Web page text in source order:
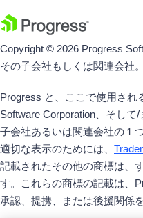
Copyright © 2026 Progress
その子会社もしくは関連会社
Progress と、ここで使用され
Software Corporation、そし
子会社あるいは関連会社の１
適切な表示のためには、
記載されたその他の商標は、
す。これらの商標の記載は、
承認、提携、または後援関係